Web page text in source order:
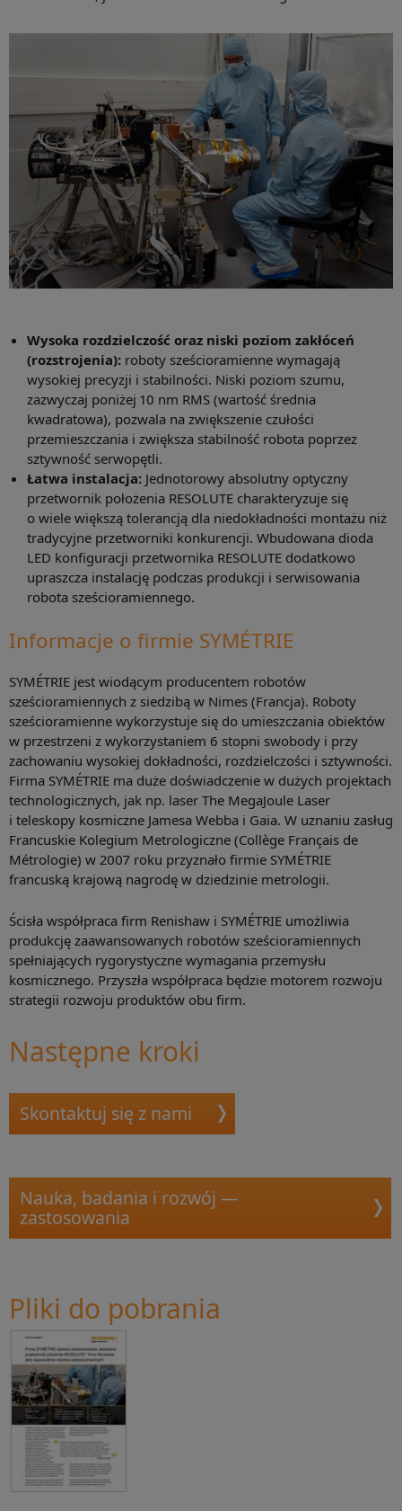
Wysoka rozdzielczość oraz niski poziom zakłóceń
(rozstrojenia): roboty sześcioramienne wymagają
wysokiej precyzji i stabilności. Niski poziom szumu,
zazwyczaj poniżej 10 nm RMS (wartość średnia
kwadratowa), pozwala na zwiększenie czułości
przemieszczania i zwiększa stabilność robota poprzez
sztywność serwopętli.
Łatwa instalacja: Jednotorowy absolutny optyczny
przetwornik położenia RESOLUTE charakteryzuje się
o wiele większą tolerancją dla niedokładności montażu niż
tradycyjne przetworniki konkurencji. Wbudowana dioda
LED konfiguracji przetwornika RESOLUTE dodatkowo
upraszcza instalację podczas produkcji i serwisowania
robota sześcioramiennego.
Informacje o firmie SYMÉTRIE
SYMÉTRIE jest wiodącym producentem robotów
sześcioramiennych z siedzibą w Nimes (Francja). Roboty
sześcioramienne wykorzystuje się do umieszczania obiektów
w przestrzeni z wykorzystaniem 6 stopni swobody i przy
zachowaniu wysokiej dokładności, rozdzielczości i sztywności.
Firma SYMÉTRIE ma duże doświadczenie w dużych projektach
technologicznych, jak np. laser The MegaJoule Laser
i teleskopy kosmiczne Jamesa Webba i Gaia. W uznaniu zasług
Francuskie Kolegium Metrologiczne (Collège Français de
Métrologie) w 2007 roku przyznało firmie SYMÉTRIE
francuską krajową nagrodę w dziedzinie metrologii.
Ścisła współpraca firm Renishaw i SYMÉTRIE umożliwia
produkcję zaawansowanych robotów sześcioramiennych
spełniających rygorystyczne wymagania przemysłu
kosmicznego. Przyszła współpraca będzie motorem rozwoju
strategii rozwoju produktów obu firm.
Następne kroki
Skontaktuj się z nami
Nauka, badania i rozwój —
zastosowania
Pliki do pobrania